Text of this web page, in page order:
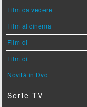
Film da vedere
Film al cinema
Film di
Film di
Novità in Dvd
Serie TV